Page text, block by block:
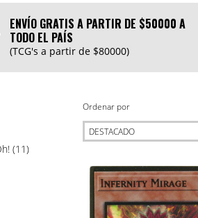
ENVÍO GRATIS A PARTIR DE $50000 A
TODO EL PAÍS
(TCG's a partir de $80000)
(11)
Ordenar por